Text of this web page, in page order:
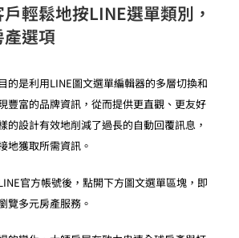
輕鬆地按LINE選單類別，
選項
的是利用LINE圖文選單編輯器的多層切換和
豐富的品牌資訊，從而提供更直觀、更友好
的設計有效地削減了過長的自動回覆訊息，
地獲取所需資訊。
官方帳號後，點開下方圖文選單區塊，即
覽多元房產服務。